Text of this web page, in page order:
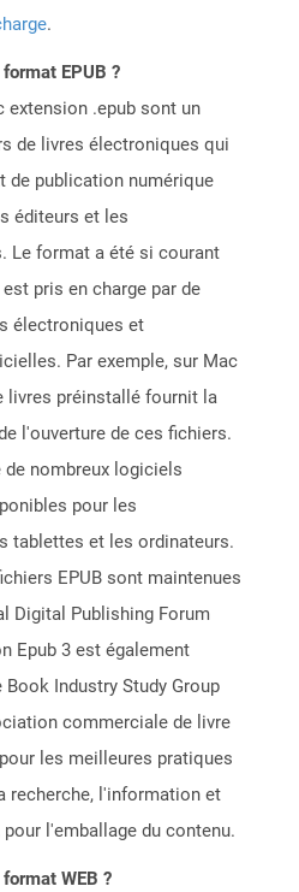
.
EPUB ?
extension .epub sont un
de livres électroniques qui
de publication numérique
éditeurs et les
Le format a été si courant
pris en charge par de
électroniques et
Par exemple, sur Mac
livres préinstallé fournit la
l'ouverture de ces fichiers.
de nombreux logiciels
pour les
tablettes et les ordinateurs.
EPUB sont maintenues
Digital Publishing Forum
Epub 3 est également
Book Industry Study Group
commerciale de livre
les meilleures pratiques
recherche, l'information et
pour l'emballage du contenu.
WEB ?